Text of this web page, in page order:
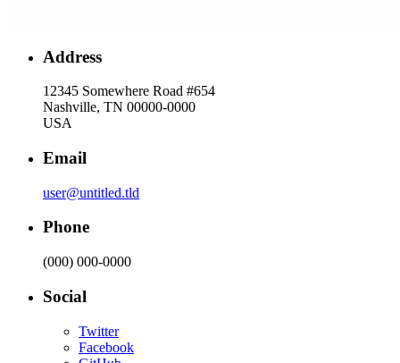
Address
12345 Somewhere Road #654
Nashville, TN 00000-0000
USA
Email
user@untitled.tld
Phone
(000) 000-0000
Social
Twitter
Facebook